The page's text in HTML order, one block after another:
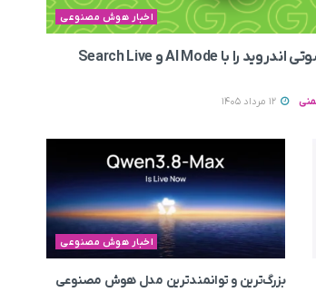
اخبار هوش مصنوعی
گوگل جستجوی صوتی اندروید را با AI Mode و Search Live
اخبار هوش مصنوعی
بزرگ‌ترین و توانمندترین مدل هوش مصنوعی